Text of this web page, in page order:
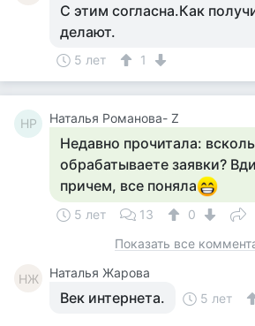
С этим согласна.Как
делают.
5 лет 1
НР Наталья Романова- Z
Недавно прочитала:
обрабатываете заявки?
причем, все поняла
5 лет 13
0
Показать все
НЖ Наталья Жарова
Век интернета. 5 лет